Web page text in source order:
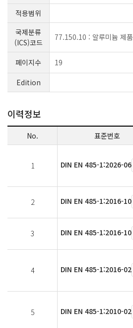
적용범위
국제분류
(ICS)코드
77.150.10 : 알루미늄 제품
페이지수
19
Edition
이력정보
No. 표준번호
1 DIN EN 485-1:2026-06
2 DIN EN 485-1:2016-10
3 DIN EN 485-1:2016-10
4 DIN EN 485-1:2016-02
5 DIN EN 485-1:2010-02